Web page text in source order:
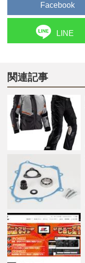
Facebook
LINE
関連記事